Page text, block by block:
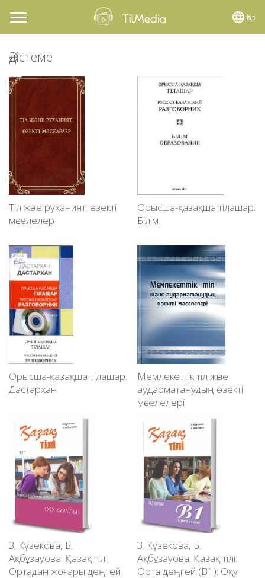
Toggle
navigation
Қаз
Әдістеме
Тіл және руханият: өзекті
мәселелер
Орысша-қазақша тілашар.
Білім
Орысша-қазақша тілашар.
Дастархан
Мемлекеттік тіл және
аударматанудың өзекті
мәселелері
З. Күзекова, Б.
Ақбұзауова. Қазақ тілі:
Ортадан жоғары деңгей
З. Күзекова, Б.
Ақбұзауова. Қазақ тілі:
Орта деңгей (В1): Оқу